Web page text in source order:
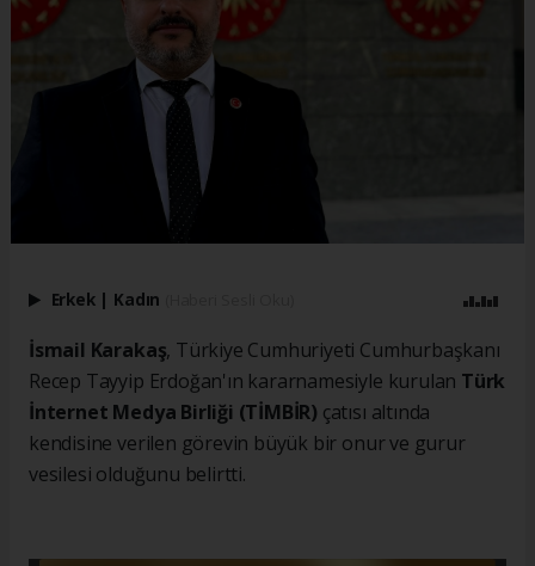
Erkek | Kadın
İsmail Karakaş, Türkiye Cumhuriyeti Cumhurbaşkanı
Recep Tayyip Erdoğan'ın kararnamesiyle kurulan Türk
İnternet Medya Birliği (TİMBİR) çatısı altında
kendisine verilen görevin büyük bir onur ve gurur
vesilesi olduğunu belirtti.